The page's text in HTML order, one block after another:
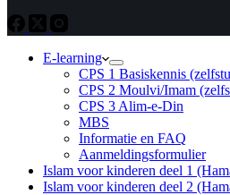
E-learning
CPS 1 Basiskennis
CPS 2 Moulvi/Imam
CPS 3 Alim-e-Din
MBS
Informatie en FAQ
Aanmeldingsformulier
Islam voor kinderen deel 1
Islam voor kinderen deel 2